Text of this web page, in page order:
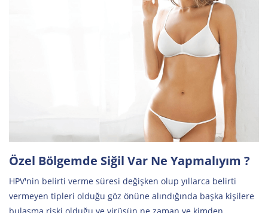
Özel Bölgemde Siğil Var Ne Yapmalıyım ?
HPV'nin belirti verme süresi değişken olup yıllarca belirti
vermeyen tipleri olduğu göz önüne alındığında başka kişilere